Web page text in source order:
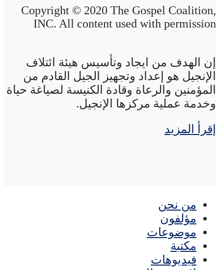
Copyright © 2020 The Gospel Coalition,
INC. All content used with permission
إن الهدف من ايجاد وتأسيس هيئة ائتلاف
الإنجيل هو إعداد وتجهيز الجيل القادم من
المؤمنين والرعاة وقادة الكنيسة لصياغة حياة
وخدمة عملية مركزها الإنجيل.
إقرأ المزيد
من نحن
مؤلفون
موضوعات
مكتبة
فيديوهات